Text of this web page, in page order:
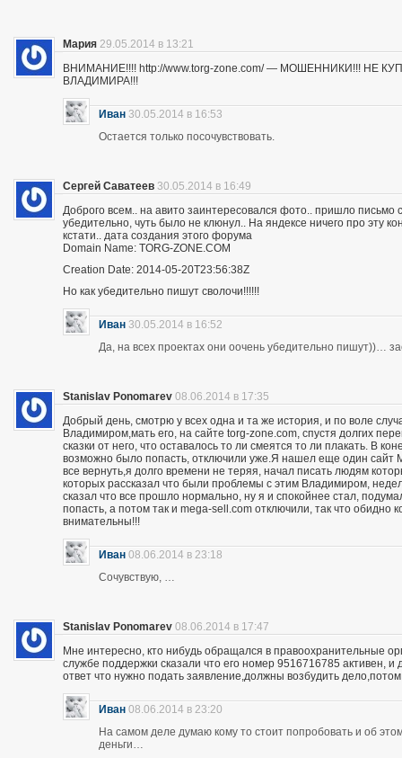
Мария 29.05.2014 в 13:21
ВНИМАНИЕ!!!! http://www.torg-zone.com/ — МОШЕННИКИ!!! НЕ
ВЛАДИМИРА!!!
Иван 30.05.2014 в 16:53
Остается только посочувствовать.
Сергей Саватеев 30.05.2014 в 16:49
Доброго всем.. на авито заинтересовался фото.. пришло
убедительно, чуть было не клюнул.. На яндексе ничего про
кстати.. дата создания этого форума
Domain Name: TORG-ZONE.COM
Creation Date: 2014-05-20T23:56:38Z
Но как убедительно пишут сволочи!!!!!!
Иван 30.05.2014 в 16:52
Да, на всех проектах они оочень убедительно пишут))…
Stanislav Ponomarev 08.06.2014 в 17:35
Добрый день, смотрю у всех одна и та же история, и по воле
Владимиром,мать его, на сайте torg-zone.com, спустя долгих
сказки от него, что оставалось то ли смеятся то ли плакать. В
возможно было попасть, отключили уже.Я нашел еще один
все вернуть,я долго времени не теряя, начал писать людям
которых рассказал что были проблемы с этим Владимиром,
сказал что все прошло нормально, ну я и спокойнее стал,
попасть, а потом так и mega-sell.com отключили, так что обидно
внимательны!!!
Иван 08.06.2014 в 23:18
Сочувствую, …
Stanislav Ponomarev 08.06.2014 в 17:47
Мне интересно, кто нибудь обращался в правоохранительные
службе поддержки сказали что его номер 9516716785 активен,
ответ что нужно подать заявление,должны возбудить
Иван 08.06.2014 в 23:20
На самом деле думаю кому то стоит попробовать и об
деньги…